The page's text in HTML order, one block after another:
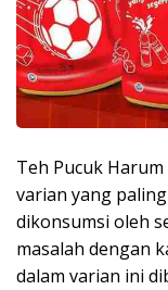
Teh Pucuk
varian yang
dikonsumsi oleh
masalah dengan
dalam varian ini